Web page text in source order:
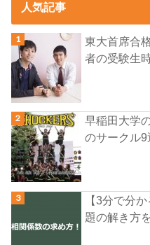
人気記事
東大首席合
者の受験生
早稲田大学
のサークル9
【3分で分
題の解き方